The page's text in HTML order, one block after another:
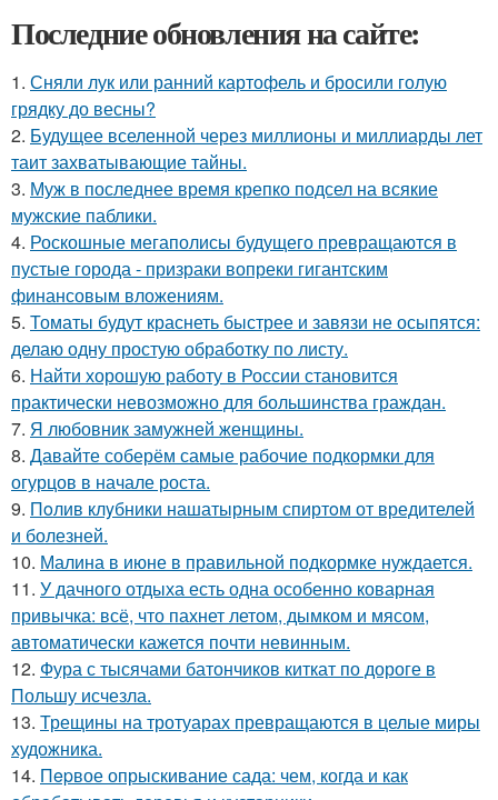
Последние обновления на сайте:
1. Сняли лук или ранний картофель и бросили голую
грядку до весны?
2. Будущее вселенной через миллионы и миллиарды лет
таит захватывающие тайны.
3. Муж в последнее время крепко подсел на всякие
мужские паблики.
4. Роскошные мегаполисы будущего превращаются в
пустые города - призраки вопреки гигантским
финансовым вложениям.
5. Томаты будут краснеть быстрее и завязи не осыпятся:
делаю одну простую обработку по листу.
6. Найти хорошую работу в России становится
практически невозможно для большинства граждан.
7. Я любовник замужней женщины.
8. Давайте соберём самые рабочие подкормки для
огурцов в начале роста.
9. Пoлив клyбники нашатырным спиртoм от вредителей
и болезней.
10. Малина в июне в правильной подкормке нуждается.
11. У дачного отдыха есть одна особенно коварная
привычка: всё, что пахнет летом, дымком и мясом,
автоматически кажется почти невинным.
12. Фура с тысячами батончиков киткат по дороге в
Польшу исчезла.
13. Трещины на тротуарах превращаются в целые миры
художника.
14. Пepвое опрыскивание сада: чем, когда и как